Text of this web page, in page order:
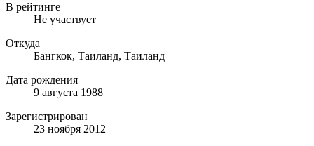
В рейтинге
Не участвует
Откуда
Бангкок, Таиланд, Таиланд
Дата рождения
9 августа 1988
Зарегистрирован
23 ноября 2012